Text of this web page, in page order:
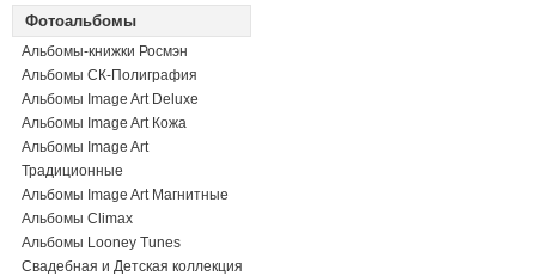
Фотоальбомы
Альбомы-книжки Росмэн
Альбомы СК-Полиграфия
Альбомы Image Art Deluxe
Альбомы Image Art Кожа
Альбомы Image Art
Традиционные
Альбомы Image Art Магнитные
Альбомы Climax
Альбомы Looney Tunes
Свадебная и Детская коллекция